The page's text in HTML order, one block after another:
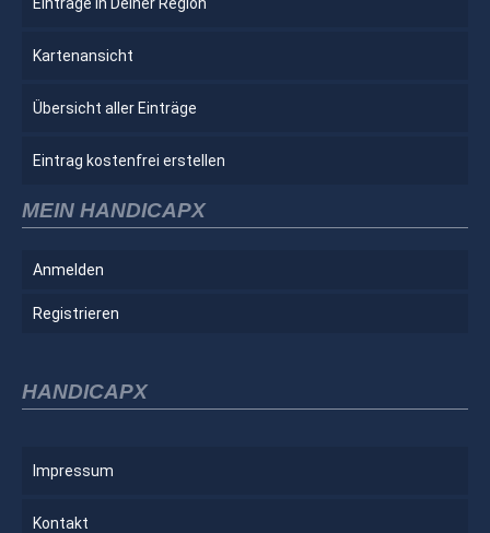
Kartenansicht
Übersicht aller Einträge
Eintrag kostenfrei erstellen
MEIN HANDICAPX
Anmelden
Registrieren
HANDICAPX
Impressum
Kontakt